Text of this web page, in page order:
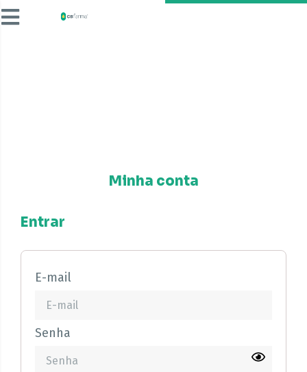
Minha conta
Entrar
E-mail
Senha